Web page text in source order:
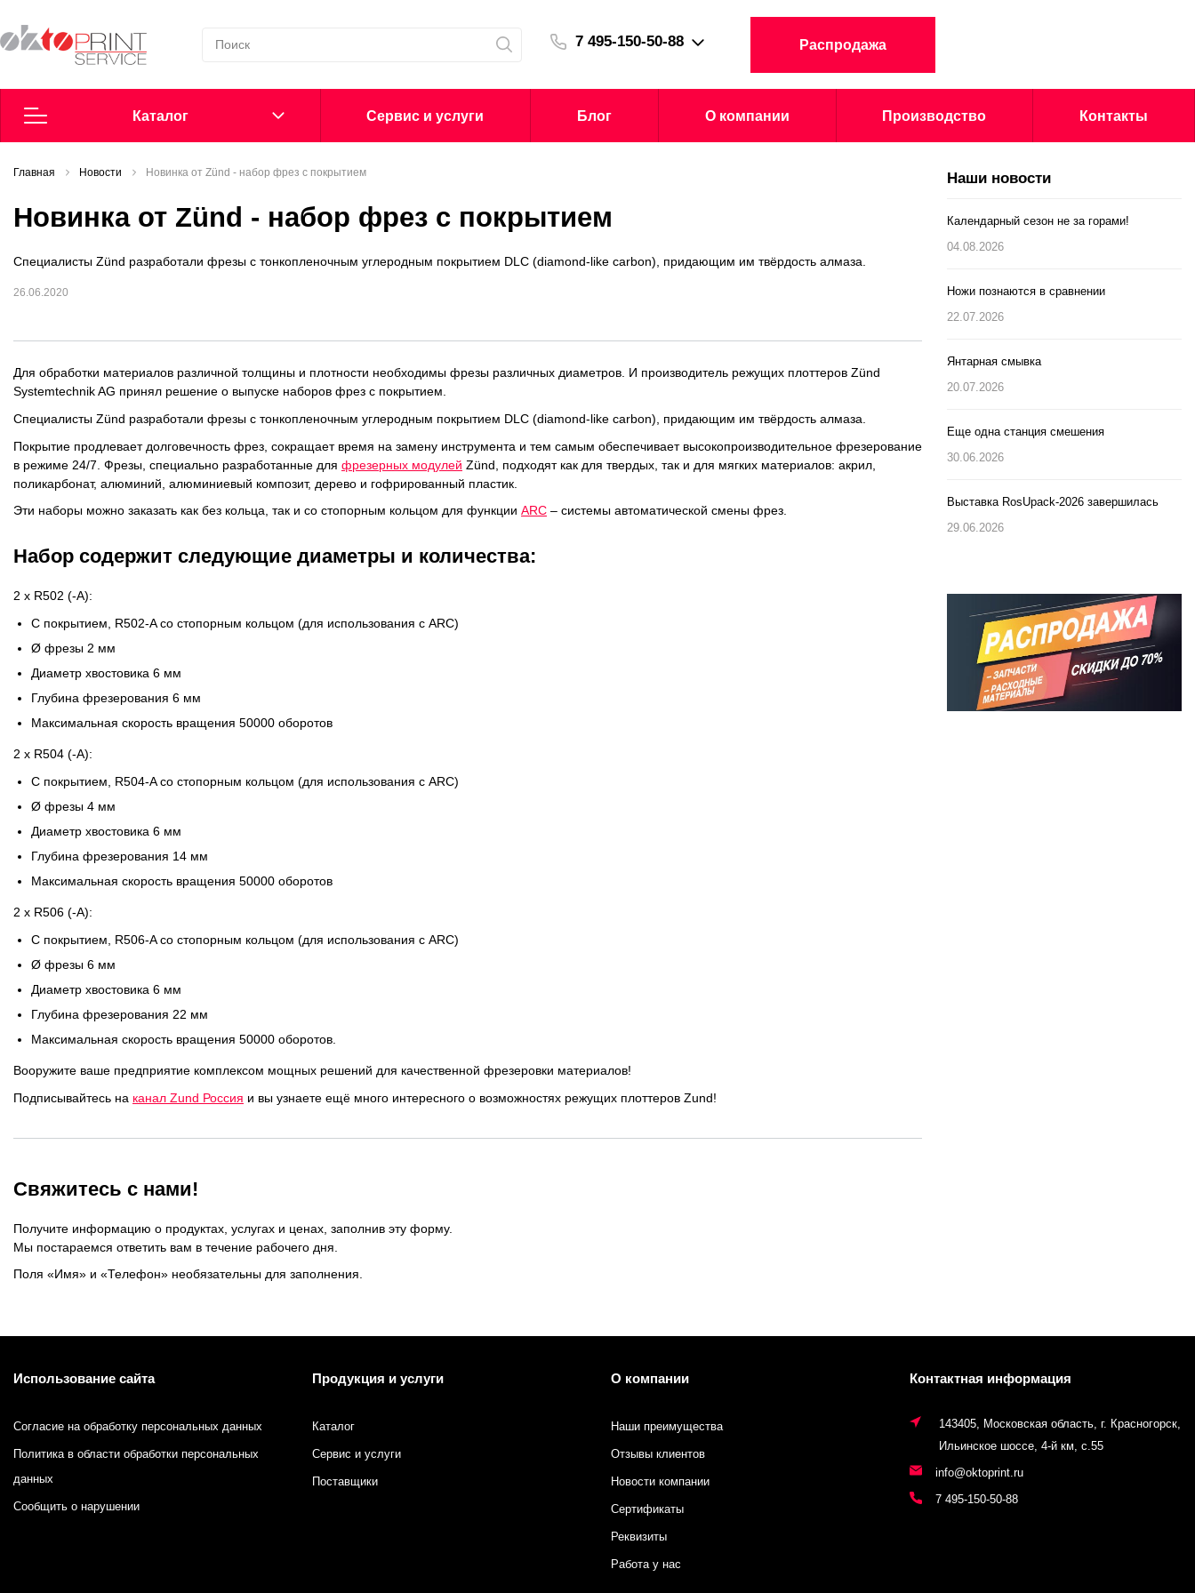
7 495-150-50-88 Распродажа
Каталог
Согласие на обработку персональных данных
Политика в области обработки персональных данных
Сообщить о нарушении
ОРТП
Лакировальные полотна
Триадные краски
Поддекельные материалы
Полотна для автоматической смывки и ручной очистки
Смывки
Вспомогательные материалы
Противоотмарывающие материалы
Клеи для полиграфии
Приборы и средства контроля
Материалы для послепечатной обработки
Запчасти
Упаковочные материалы
Cервис и услуги Блог О компании Производство Контакты
Наши новости
Календарный сезон не за горами!
04.08.2026
Ножи познаются в сравнении
22.07.2026
Янтарная смывка
20.07.2026
Еще одна станция смешения
30.06.2026
Выставка RosUpack-2026 завершилась
29.06.2026
Главная Новости Новинка от Zünd - набор фрез с покрытием
Новинка от Zünd - набор фрез с покрытием
Специалисты Zünd разработали фрезы с тонкопленочным углеродным покрытием DLC (diamond-like carbon), придающим им твёрдость алмаза.
26.06.2020
Для обработки материалов различной толщины и плотности необходимы фрезы различных диаметров. И производитель режущих плоттеров Zünd
Systemtechnik AG принял решение о выпуске наборов фрез с покрытием.
Специалисты Zünd разработали фрезы с тонкопленочным углеродным покрытием DLC (diamond-like carbon), придающим им твёрдость алмаза.
Покрытие продлевает долговечность фрез, сокращает время на замену инструмента и тем самым обеспечивает высокопроизводительное фрезерование
в режиме 24/7. Фрезы, специально разработанные для фрезерных модулей Zünd, подходят как для твердых, так и для мягких материалов: акрил,
поликарбонат, алюминий, алюминиевый композит, дерево и гофрированный пластик.
Эти наборы можно заказать как без кольца, так и со стопорным кольцом для функции ARC – системы автоматической смены фрез.
Набор содержит следующие диаметры и количества:
2 x R502 (-A):
С покрытием, R502-A со стопорным кольцом (для использования с ARC)
Ø фрезы 2 мм
Диаметр хвостовика 6 мм
Глубина фрезерования 6 мм
Максимальная скорость вращения 50000 оборотов
2 x R504 (-A):
С покрытием, R504-A со стопорным кольцом (для использования с ARC)
Ø фрезы 4 мм
Диаметр хвостовика 6 мм
Глубина фрезерования 14 мм
Максимальная скорость вращения 50000 оборотов
2 x R506 (-A):
С покрытием, R506-A со стопорным кольцом (для использования с ARC)
Ø фрезы 6 мм
Диаметр хвостовика 6 мм
Глубина фрезерования 22 мм
Максимальная скорость вращения 50000 оборотов.
Вооружите ваше предприятие комплексом мощных решений для качественной фрезеровки материалов!
Подписывайтесь на канал Zund Россия и вы узнаете ещё много интересного о возможностях режущих плоттеров Zund!
Свяжитесь с нами!
Получите информацию о продуктах, услугах и ценах, заполнив эту форму.
Мы постараемся ответить вам в течение рабочего дня.
Поля «Имя» и «Телефон» необязательны для заполнения.
Использование сайта
Согласие на обработку персональных данных
Политика в области обработки персональных
данных
Сообщить о нарушении
Продукция и услуги
Каталог
Сервис и услуги
Поставщики
О компании
Наши преимущества
Отзывы клиентов
Новости компании
Сертификаты
Реквизиты
Работа у нас
Контактная информация
143405, Московская область, г. Красногорск,
Ильинское шоссе, 4-й км, с.55
info@oktoprint.ru
7 495-150-50-88